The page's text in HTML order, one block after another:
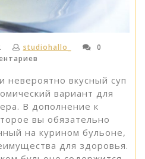
studiohallo_
0
невероятно вкусный суп
вариант для
В дополнение к
вы обязательно
на курином бульоне,
для здоровья.